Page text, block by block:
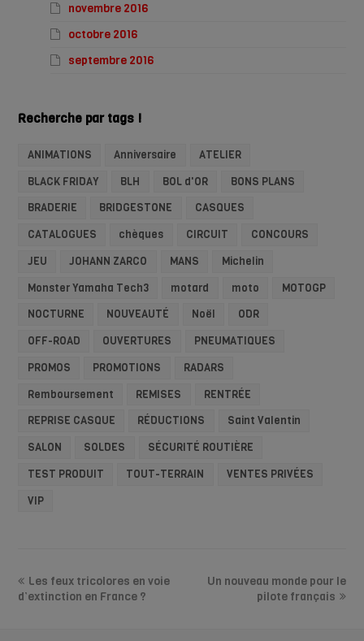
novembre 2016
octobre 2016
septembre 2016
Recherche par tags !
ANIMATIONS Anniversaire
ATELIER
BLACK FRIDAY
BLH BOL d'OR
BONS PLANS
BRADERIE
BRIDGESTONE
CASQUES
CATALOGUES
chèques CIRCUIT
CONCOURS
JEU
JOHANN ZARCO MANS
Michelin
Monster Yamaha Tech3
motard moto
MOTOGP
NOCTURNE
NOUVEAUTÉ Noël
ODR
OFF-ROAD
OUVERTURES
PNEUMATIQUES
PROMOS
PROMOTIONS
RADARS
Remboursement
REMISES
RENTRÉE
REPRISE CASQUE
RÉDUCTIONS
Saint Valentin
SALON
SOLDES
SÉCURITÉ ROUTIÈRE
TEST PRODUIT
TOUT-TERRAIN
VENTES PRIVÉES
VIP
Les feux tricolores en voie
d’extinction en France ?
Un nouveau monde pour le
pilote français